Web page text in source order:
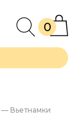
0
— Вьетнамки